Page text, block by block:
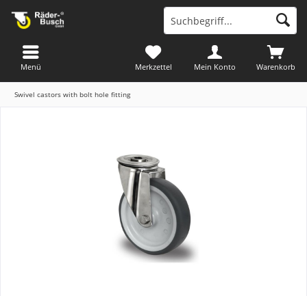
Warenkorb
Merkzettel Mein Konto
Menü
Swivel castors with bolt hole fitting